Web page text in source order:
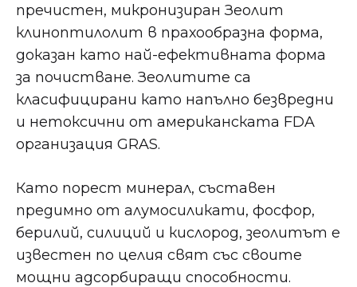
пречистен, микронизиран Зеолит
клиноптилолит в прахообразна форма,
доказан като най-ефективната форма
за почистване. Зеолитите са
класифицирани като напълно безвредни
и нетоксични от американската FDA
организация GRAS.
Като порест минерал, съставен
предимно от алумосиликати, фосфор,
берилий, силиций и кислород, зеолитът е
известен по целия свят със своите
мощни адсорбиращи способности.